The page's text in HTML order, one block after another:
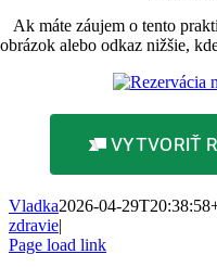
Ak máte záujem o tento
obrázok alebo odkaz nižšie,
VYTVORIŤ
Vladka2026-04-
zdravie|
Page load link